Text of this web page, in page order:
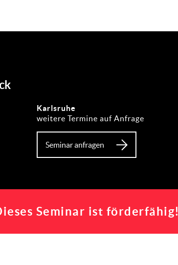
Karlsruhe
weitere Termine auf Anfrage
Seminar anfragen
Seminar ist förderfähig!